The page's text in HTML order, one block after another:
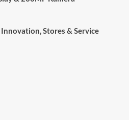
Stores & Service